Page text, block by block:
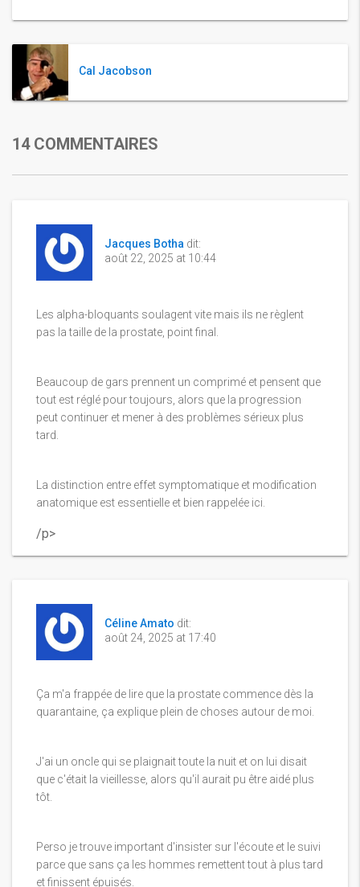
Cal Jacobson
14 COMMENTAIRES
Jacques Botha dit:
août 22, 2025 at 10:44
Les alpha-bloquants soulagent vite mais ils ne règlent
pas la taille de la prostate, point final.
Beaucoup de gars prennent un comprimé et pensent que
tout est réglé pour toujours, alors que la progression
peut continuer et mener à des problèmes sérieux plus
tard.
La distinction entre effet symptomatique et modification
anatomique est essentielle et bien rappelée ici.
/p>
Céline Amato dit:
août 24, 2025 at 17:40
Ça m'a frappée de lire que la prostate commence dès la
quarantaine, ça explique plein de choses autour de moi.
J'ai un oncle qui se plaignait toute la nuit et on lui disait
que c'était la vieillesse, alors qu'il aurait pu être aidé plus
tôt.
Perso je trouve important d'insister sur l'écoute et le suivi
parce que sans ça les hommes remettent tout à plus tard
et finissent épuisés.